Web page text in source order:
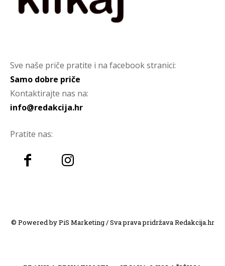
Sve naše priče pratite i na facebook stranici:
Samo dobre priče
Kontaktirajte nas na:
info@redakcija.hr
Pratite nas:
© Powered by PiS Marketing / Sva prava pridržava Redakcija.hr